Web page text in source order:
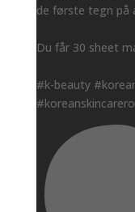
de første tegn på
Du får 30 sheet
#k-beauty